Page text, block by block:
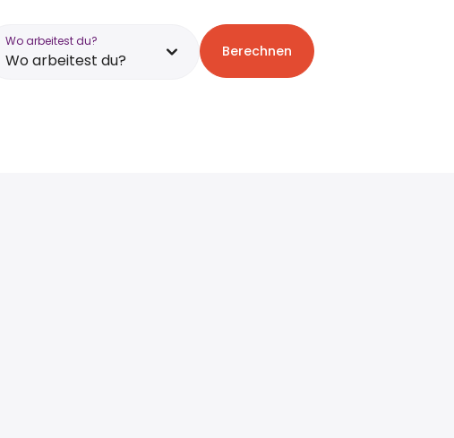
Wo arbeitest du?
Wo arbeitest du? Berechnen